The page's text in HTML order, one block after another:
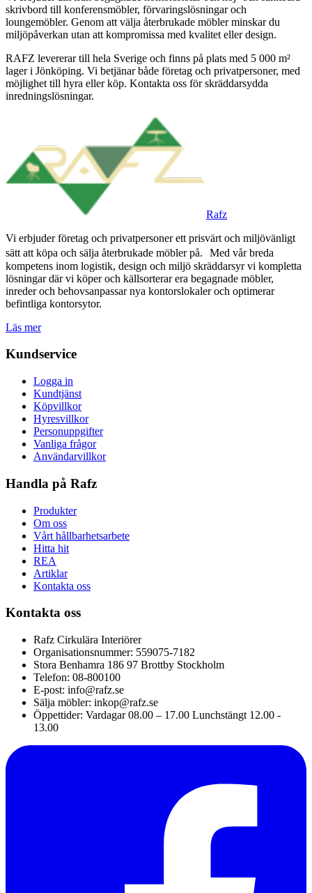
skrivbord till konferensmöbler, förvaringslösningar och
loungemöbler. Genom att välja återbrukade möbler minskar du
miljöpåverkan utan att kompromissa med kvalitet eller design.
RAFZ levererar till hela Sverige och finns på plats med 5 000 m²
lager i Jönköping. Vi betjänar både företag och privatpersoner, med
möjlighet till hyra eller köp. Kontakta oss för skräddarsydda
inredningslösningar.
Rafz
Vi erbjuder företag och privatpersoner ett prisvärt och miljövänligt
sätt att köpa och sälja återbrukade möbler på. Med vår breda
kompetens inom logistik, design och miljö skräddarsyr vi kompletta
lösningar där vi köper och källsorterar era begagnade möbler,
inreder och behovsanpassar nya kontorslokaler och optimerar
befintliga kontorsytor.
Läs mer
Kundservice
Logga in
Kundtjänst
Köpvillkor
Hyresvillkor
Personuppgifter
Vanliga frågor
Användarvillkor
Handla på Rafz
Produkter
Om oss
Vårt hållbarhetsarbete
Hitta hit
REA
Artiklar
Kontakta oss
Kontakta oss
Rafz Cirkulära Interiörer
Organisationsnummer: 559075-7182
Stora Benhamra 186 97 Brottby Stockholm
Telefon: 08-800100
E-post: info@rafz.se
Sälja möbler: inkop@rafz.se
Öppettider: Vardagar 08.00 – 17.00 Lunchstängt 12.00 -
13.00